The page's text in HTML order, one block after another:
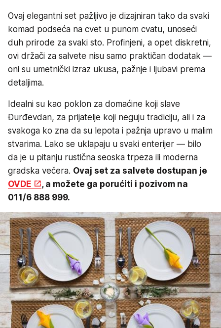
Ovaj elegantni set pažljivo je dizajniran tako da svaki
komad podseća na cvet u punom cvatu, unoseći
duh prirode za svaki sto. Profinjeni, a opet diskretni,
ovi držači za salvete nisu samo praktičan dodatak —
oni su umetnički izraz ukusa, pažnje i ljubavi prema
detaljima.
Idealni su kao poklon za domaćine koji slave
Đurđevdan, za prijatelje koji neguju tradiciju, ali i za
svakoga ko zna da su lepota i pažnja upravo u malim
stvarima. Lako se uklapaju u svaki enterijer — bilo
da je u pitanju rustična seoska trpeza ili moderna
gradska večera. Ovaj set za salvete dostupan je
OVDE
, a možete ga porućiti i pozivom na
011/6 888 999.